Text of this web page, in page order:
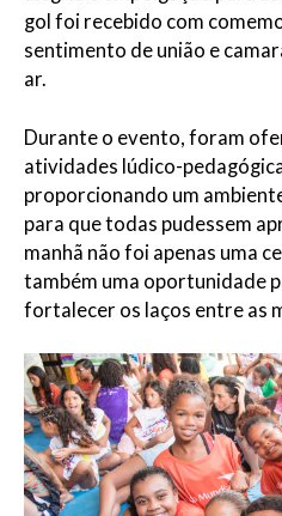
gol foi recebido com
sentimento de união e
ar.
Durante o evento, foram
atividades lúdico-
proporcionando um
para que todas pudessem
manhã não foi apenas uma
também uma oportunidade
fortalecer os laços entre as